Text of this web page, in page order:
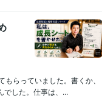
らっていました。書くか、
でした。仕事は、...